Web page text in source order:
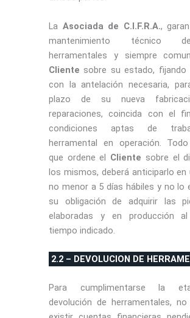
La Asociada de C.I.F.R.A.,
mantenimiento técnico
herramentales y siempre
Cliente sobre su estado, fijando
con la antelación necesaria,
plazo de su nueva
reparaciones, coincida con el
condiciones aptas de
herramental en operación.
que ordene el Cliente sobre el
los mismos, deberá anticiparlo en
no menor a 5 días hábiles y no lo
su obligación de adquirir las
elaboradas y en producción
tiempo indicado.
2.2 – DEVOLUCION DE
Para cumplimentarse la
devolución de herramentales, no